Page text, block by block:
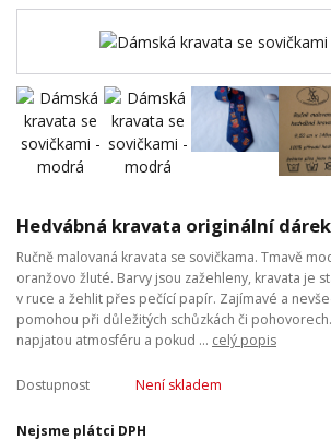
Hedvábná kravata originální dárek
Ručně malovaná kravata se sovičkama. Tmavě
oranžovo žluté. Barvy jsou zažehleny, kravata je
v ruce a žehlit přes pečící papír. Zajímavé a
pomohou při důležitých schůzkách či
napjatou atmosféru a pokud ... celý popis
Dostupnost Není skladem
Nejsme plátci DPH